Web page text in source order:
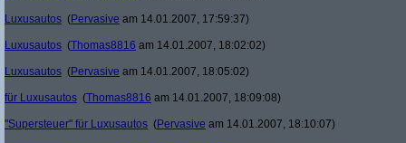
Luxusautos (Pervasive am 14.01.2007, 17:59:37)
Luxusautos (Thomas8816 am 14.01.2007, 18:02:02)
Luxusautos (Pervasive am 14.01.2007, 18:05:02)
für Luxusautos (Thomas8816 am 14.01.2007, 18:09:08)
"Supersteuer" für Luxusautos (Pervasive am 14.01.2007, 18:10:07)